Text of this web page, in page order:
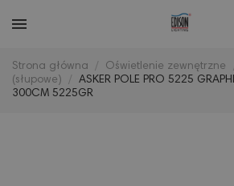
Strona główna Oświetlenie zewnętrzne
(słupowe)
ASKER POLE PRO 5225
300CM 5225GR